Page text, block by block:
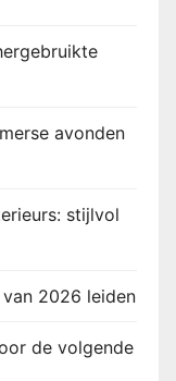
avonden
stijlvol
2026 leiden
de volgende